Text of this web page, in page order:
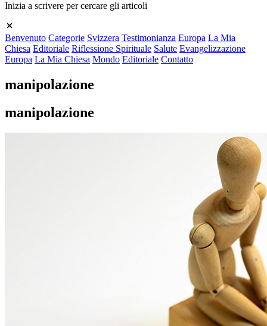
Inizia a scrivere per cercare gli articoli
Benvenuto Categorie Svizzera Testimonianza Europa La Mia
Chiesa Editoriale Riflessione Spirituale Salute Evangelizzazione
Europa La Mia Chiesa Mondo Editoriale Contatto
manipolazione
manipolazione